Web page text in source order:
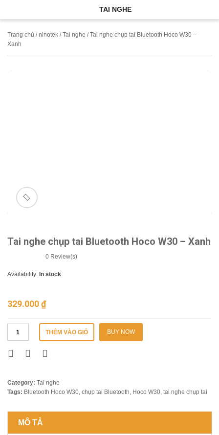
TAI NGHE
Trang chủ /ninotek /Tai nghe / Tai nghe chụp tai Bluetooth Hoco W30 –
Xanh
🔍
Tai nghe chụp tai Bluetooth Hoco W30 – Xanh
0 Review(s)
Availability: In stock
329.000₫
THÊM VÀO GIỎ BUY NOW
Category: Tai nghe
Tags: Bluetooth Hoco W30, chụp tai Bluetooth, Hoco W30, tai nghe chụp tai
MÔ TẢ